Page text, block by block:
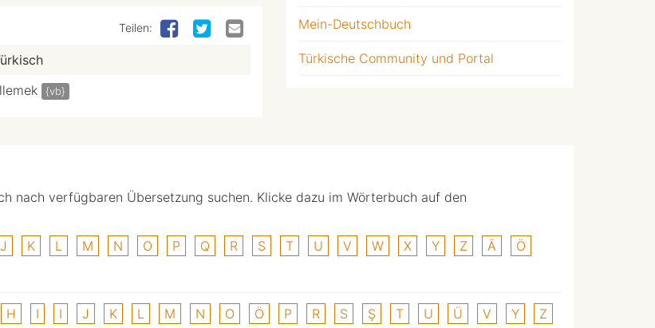
Teilen:
{vb}
Mein-Deutschbuch
Türkische Community und Portal
nach verfügbaren Übersetzung suchen. Klicke dazu im Wörterbuch auf den
J K L M N O P Q R S T U V W X Y Z Ä
Ö
H I I J K L M N O Ö P R S Ş T U Ü V Y Z